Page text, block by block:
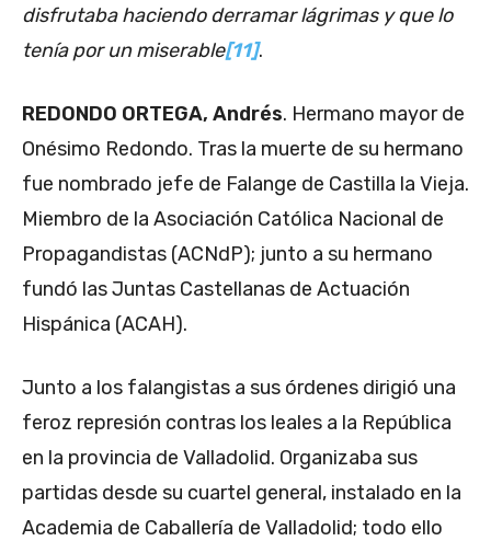
disfrutaba haciendo derramar lágrimas y que lo
tenía por un miserable[11].
REDONDO ORTEGA, Andrés. Hermano mayor de
Onésimo Redondo. Tras la muerte de su hermano
fue nombrado jefe de Falange de Castilla la Vieja.
Miembro de la Asociación Católica Nacional de
Propagandistas (ACNdP); junto a su hermano
fundó las Juntas Castellanas de Actuación
Hispánica (ACAH).
Junto a los falangistas a sus órdenes dirigió una
feroz represión contras los leales a la República
en la provincia de Valladolid. Organizaba sus
partidas desde su cuartel general, instalado en la
Academia de Caballería de Valladolid; todo ello